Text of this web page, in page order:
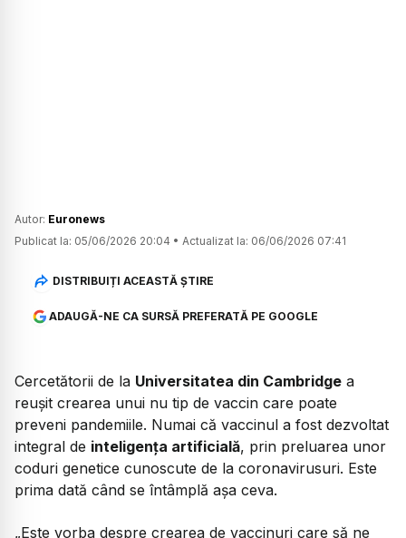
Autor: Euronews
Publicat la: 05/06/2026 20:04 • Actualizat la: 06/06/2026 07:41
DISTRIBUIȚI ACEASTĂ ȘTIRE
ADAUGĂ-NE CA SURSĂ PREFERATĂ PE GOOGLE
Cercetătorii de la Universitatea din Cambridge a
reușit crearea unui nu tip de vaccin care poate
preveni pandemiile. Numai că vaccinul a fost dezvoltat
integral de inteligența artificială, prin preluarea unor
coduri genetice cunoscute de la coronavirusuri. Este
prima dată când se întâmplă așa ceva.
„Este vorba despre crearea de vaccinuri care să ne